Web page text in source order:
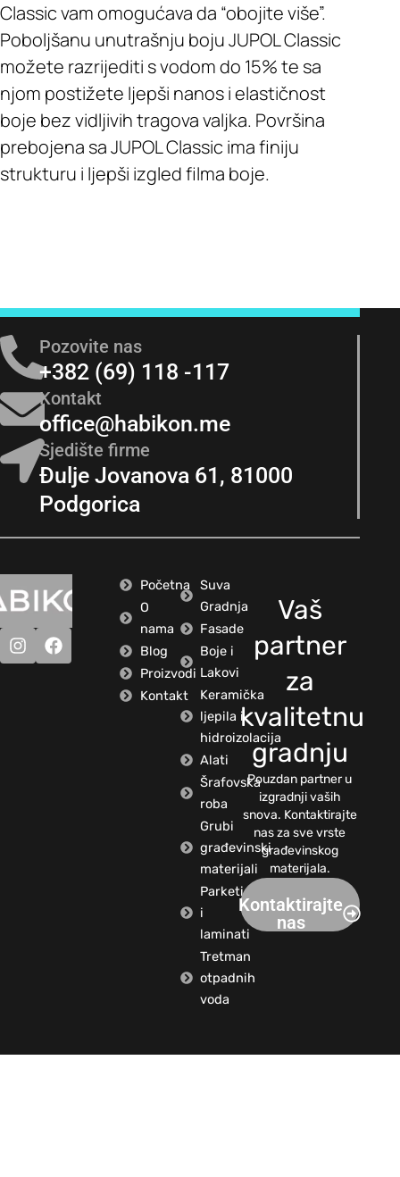
Classic vam omogućava da “obojite više”.
Poboljšanu unutrašnju boju JUPOL Classic
možete razrijediti s vodom do 15% te sa
njom postižete ljepši nanos i elastičnost
boje bez vidljivih tragova valjka. Površina
prebojena sa JUPOL Classic ima finiju
strukturu i ljepši izgled filma boje.
Pozovite nas
+382 (69) 118 -117
Kontakt
office@habikon.me
Sjedište firme
Đulje Jovanova 61, 81000
Podgorica
Početna
O
nama
Blog
Proizvodi
Kontakt
Suva
Gradnja
Fasade
Boje i
Lakovi
Keramička
ljepila i
hidroizolacija
Alati
Šrafovska
roba
Grubi
građevinski
materijali
Parketi
i
laminati
Tretman
otpadnih
voda
Vaš
partner
za
kvalitetnu
gradnju
Pouzdan partner u
izgradnji vaših
snova. Kontaktirajte
nas za sve vrste
građevinskog
materijala.
Kontaktirajte
nas